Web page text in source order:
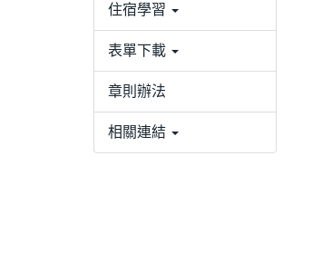
住宿學習
表單下載
章則辦法
相關連結